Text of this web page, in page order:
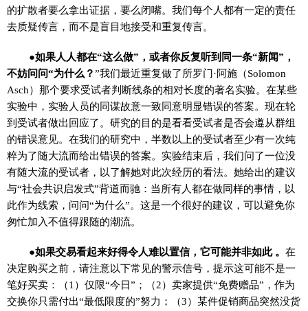
的扩散者要么拿出证据，要么闭嘴。我们每个人都有一定的责任
去质疑传言，而不是盲目地接受和重复传言。
●如果人人都在“这么做”，或者你反复听到同一条“新闻”，
不妨问问“为什么？”我们最近重复做了所罗门·阿施（Solomon
Asch）那个要求受试者判断线条的相对长度的著名实验。在某些
实验中，实验人员的同谋故意一致同意明显错误的答案。现在轮
到受试者做出回应了。研究的目的是看看受试者是否会遵从群组
的错误意见。在我们的研究中，半数以上的受试者至少有一次纯
粹为了随大流而给出错误的答案。实验结束后，我们问了一位没
有随大流的受试者，以了解她对此次经历的看法。她给出的建议
与“社会共识启发式”背道而驰：当所有人都在做同样的事情，以
此作为线索，问问“为什么”。这是一个很好的建议，可以避免你
匆忙加入不值得跟随的潮流。
●如果交易看起来好得令人难以置信，它可能并非如此 。 在
决定购买之前，请注意以下常见的警示信号，提示这可能不是一
笔好买卖：（1）仅限“今日”；（2）卖家提供“免费赠品”，作为
交换你只需付出“最低限度的”努力；（3）某件促销商品突然没货